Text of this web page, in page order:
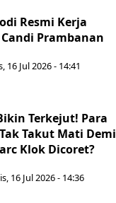
Resmi Kerja
Prambanan
16 Jul 2026 - 14:41
Terkejut! Para
Takut Mati Demi
Klok Dicoret?
16 Jul 2026 - 14:36